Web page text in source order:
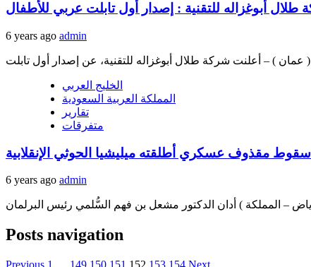
طلال أبوغزاله للتقنية : إصدار أول تابلت عربي للأطفال
6 years ago admin
الخليج العربي
المملكة العربية السعودية
تقارير
متفرقات
6 years ago admin
Posts navigation
Previous 1 149 150 151 152 153 154 Next